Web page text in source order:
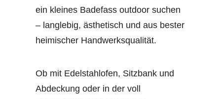
ein kleines Badefass outdoor suchen
– langlebig, ästhetisch und aus bester
heimischer Handwerksqualität.
Ob mit Edelstahlofen, Sitzbank und
Abdeckung oder in der voll